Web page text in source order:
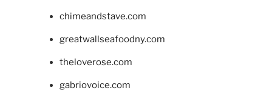
chimeandstave.com
greatwallseafoodny.com
theloverose.com
gabriovoice.com